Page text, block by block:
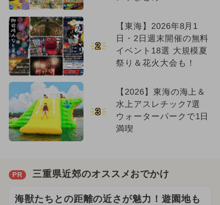
2
【東海】2026年8月1
日・2日週末開催の無料
イベント18選 大規模夏
祭り＆花火大会も！
3
【2026】東海の海上＆
水上アスレチック7選
ウォーターパークで1日
満喫
PR 三重県近郊のオススメおでかけ
海獣たちとの距離の近さが魅力！遊園地も